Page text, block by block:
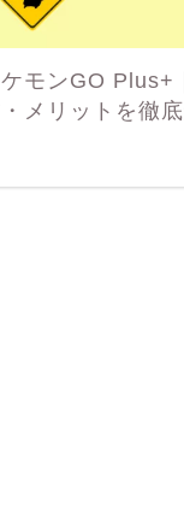
モンGO Plus+
メリットを徹底